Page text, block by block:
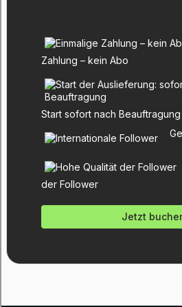
Zahlung – kein Abo
Start sofort nach Beauftragung
der Follower
Jetzt